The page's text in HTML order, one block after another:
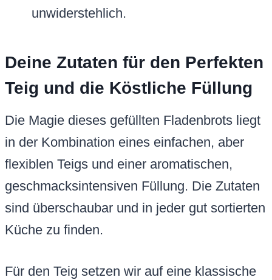
unwiderstehlich.
Deine Zutaten für den Perfekten
Teig und die Köstliche Füllung
Die Magie dieses gefüllten Fladenbrots liegt
in der Kombination eines einfachen, aber
flexiblen Teigs und einer aromatischen,
geschmacksintensiven Füllung. Die Zutaten
sind überschaubar und in jeder gut sortierten
Küche zu finden.
Für den Teig setzen wir auf eine klassische